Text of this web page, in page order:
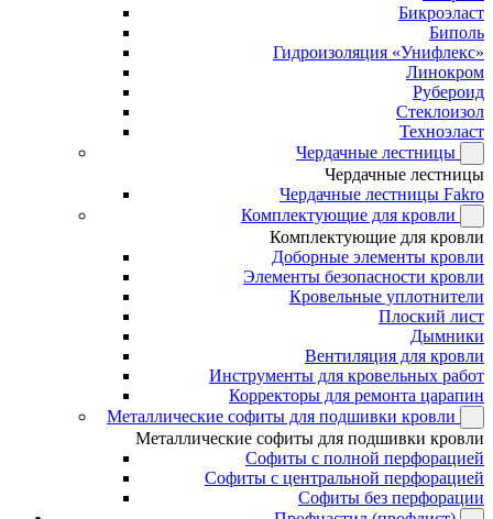
Бикроэласт
Биполь
Гидроизоляция «Унифлекс»
Линокром
Рубероид
Стеклоизол
Техноэласт
Чердачные лестницы
Чердачные лестницы
Чердачные лестницы Fakro
Комплектующие для кровли
Комплектующие для кровли
Доборные элементы кровли
Элементы безопасности кровли
Кровельные уплотнители
Плоский лист
Дымники
Вентиляция для кровли
Инструменты для кровельных работ
Корректоры для ремонта царапин
Металлические софиты для подшивки кровли
Металлические софиты для подшивки кровли
Софиты с полной перфорацией
Софиты с центральной перфорацией
Софиты без перфорации